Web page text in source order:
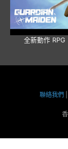
全新動作
聯絡我們